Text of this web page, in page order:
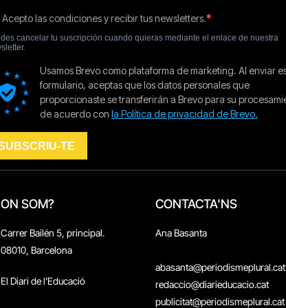
ON SOM?
Carrer Bailén 5, principal.
08010, Barcelona
El Diari de l'Educació
CONTACTA'NS
Ana Basanta
abasanta@periodismeplural.cat
redaccio@diarieducacio.cat
publicitat@periodismeplural.cat